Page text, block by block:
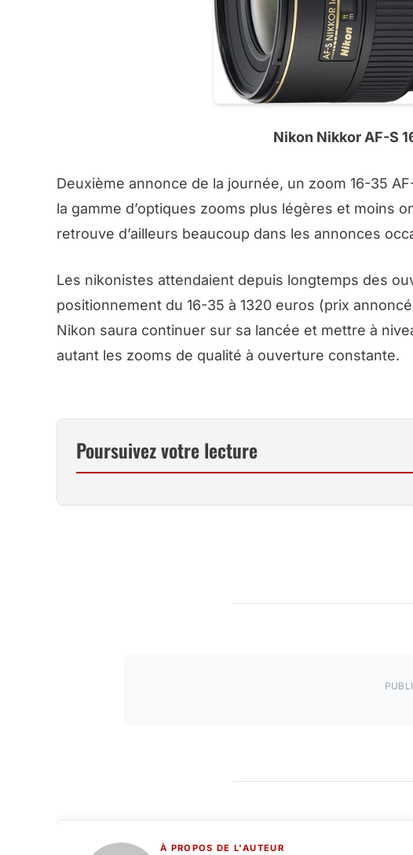
Nikon Nikkor AF-S
Deuxième annonce de la journée, un zoom 16-35
la gamme d’optiques zooms plus légères et moins
retrouve d’ailleurs beaucoup dans les annonces
Les nikonistes attendaient depuis longtemps des
positionnement du 16-35 à 1320 euros (prix
Nikon saura continuer sur sa lancée et mettre à
autant les zooms de qualité à ouverture constante.
Poursuivez votre lecture
À PROPOS DE L'AUTEUR